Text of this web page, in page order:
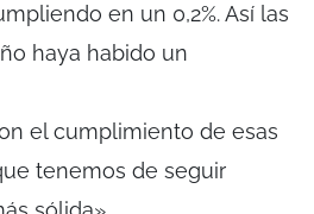
en un 0,2%. Así las
haya habido un
el cumplimiento de esas
tenemos de seguir